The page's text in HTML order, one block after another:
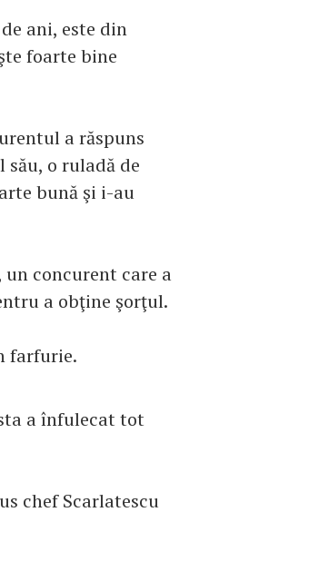
ani, este din
foarte bine
a răspuns
o ruladă de
bună şi i-au
concurent care a
a obţine şorţul.
farfurie.
a înfulecat tot
chef Scarlatescu